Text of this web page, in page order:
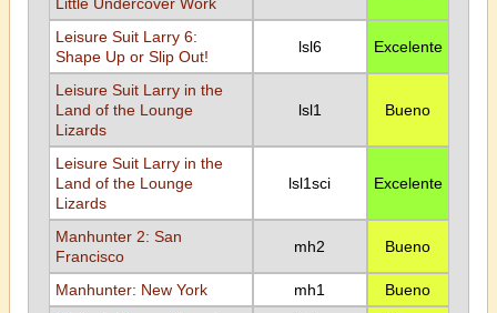
Leisure Suit Larry 6:
Shape Up or Slip Out!
lsl6 Excelente
Leisure Suit Larry in the
Land of the Lounge
Lizards
lsl1 Bueno
Leisure Suit Larry in the
Land of the Lounge
Lizards
lsl1sci Excelente
Manhunter 2: San
Francisco
mh2 Bueno
Manhunter: New York mh1
Bueno